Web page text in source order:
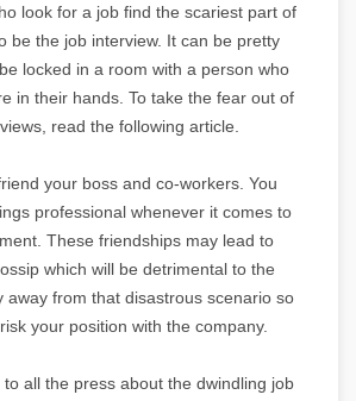
look for a job find the scariest part of
be the job interview. It can be pretty
locked in a room with a person who
in their hands. To take the fear out of
read the following article.
your boss and co-workers. You
professional whenever it comes to
These friendships may lead to
which will be detrimental to the
away from that disastrous scenario so
your position with the company.
all the press about the dwindling job